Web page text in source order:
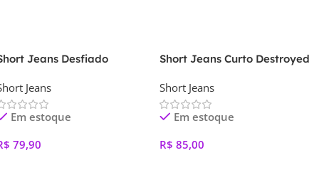
Jeans Desfiado
Jeans
Em estoque
79,90
Short Jeans Curto Destroyed
Short Jeans
Em estoque
R$ 85,00